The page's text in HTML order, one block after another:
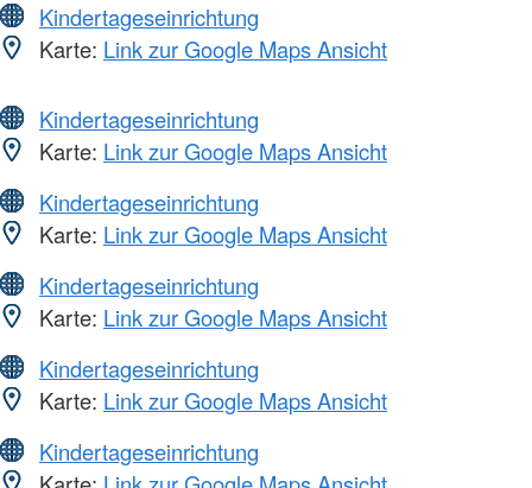
Kindertageseinrichtung
Karte: Link zur Google Maps Ansicht
Kindertageseinrichtung
Karte: Link zur Google Maps Ansicht
Kindertageseinrichtung
Karte: Link zur Google Maps Ansicht
Kindertageseinrichtung
Karte: Link zur Google Maps Ansicht
Kindertageseinrichtung
Karte: Link zur Google Maps Ansicht
Kindertageseinrichtung